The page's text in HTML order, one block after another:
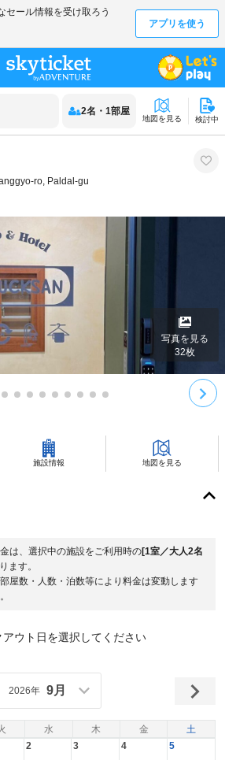
2名 ・ 1部屋
地図を見る 検討中
ro, Paldal-gu
写真を見る
32枚
施設情報 地図を見る
は、選択中の施設をご利用時の[1室／大人2名
ます。
屋数・人数・泊数等により料金は変動します
ウト日を選択してください
水 木 金 土
2026年 9月
2 3 4 5